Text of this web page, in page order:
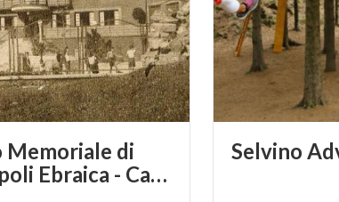
Il loro accumulo nel terreno non è altro
dissoluzione della matrice rocciosa nella
Memoriale di
Sciesopoli Ebraica - Casa dei Bambini di Selvino
Selvino